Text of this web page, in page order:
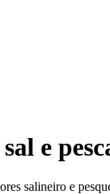
e
salineiro e